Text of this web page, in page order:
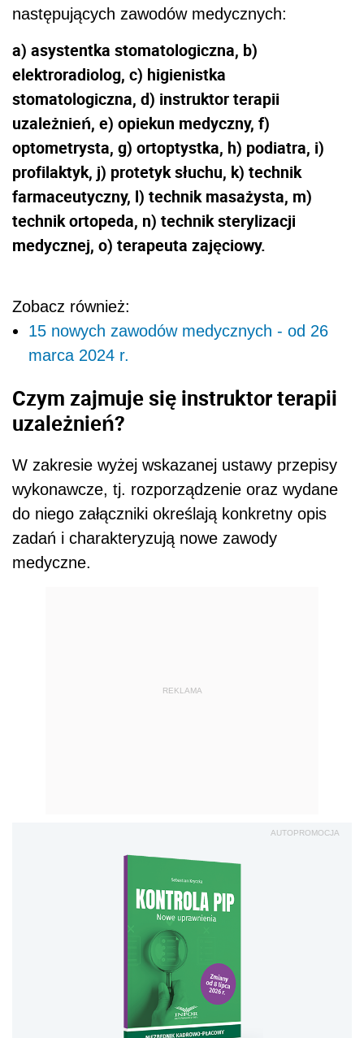
następujących zawodów medycznych:
a) asystentka stomatologiczna, b)
elektroradiolog, c) higienistka
stomatologiczna, d) instruktor terapii
uzależnień, e) opiekun medyczny, f)
optometrysta, g) ortoptystka, h) podiatra, i)
profilaktyk, j) protetyk słuchu, k) technik
farmaceutyczny, l) technik masażysta, m)
technik ortopeda, n) technik sterylizacji
medycznej, o) terapeuta zajęciowy.
Zobacz również:
15 nowych zawodów medycznych - od 26
marca 2024 r.
Czym zajmuje się instruktor terapii
uzależnień?
W zakresie wyżej wskazanej ustawy przepisy
wykonawcze, tj. rozporządzenie oraz wydane
do niego załączniki określają konkretny opis
zadań i charakteryzują nowe zawody
medyczne.
REKLAMA
AUTOPROMOCJA